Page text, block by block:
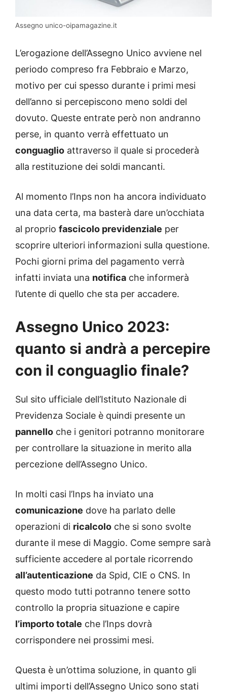
Assegno unico-oipamagazine.it
L’erogazione dell’Assegno Unico avviene nel
periodo compreso fra Febbraio e Marzo,
motivo per cui spesso durante i primi mesi
dell’anno si percepiscono meno soldi del
dovuto. Queste entrate però non andranno
perse, in quanto verrà effettuato un
conguaglio attraverso il quale si procederà
alla restituzione dei soldi mancanti.
Al momento l’Inps non ha ancora individuato
una data certa, ma basterà dare un’occhiata
al proprio fascicolo previdenziale per
scoprire ulteriori informazioni sulla questione.
Pochi giorni prima del pagamento verrà
infatti inviata una notifica che informerà
l’utente di quello che sta per accadere.
Assegno Unico 2023:
quanto si andrà a percepire
con il conguaglio finale?
Sul sito ufficiale dell’Istituto Nazionale di
Previdenza Sociale è quindi presente un
pannello che i genitori potranno monitorare
per controllare la situazione in merito alla
percezione dell’Assegno Unico.
In molti casi l’Inps ha inviato una
comunicazione dove ha parlato delle
operazioni di ricalcolo che si sono svolte
durante il mese di Maggio. Come sempre sarà
sufficiente accedere al portale ricorrendo
all’autenticazione da Spid, CIE o CNS. In
questo modo tutti potranno tenere sotto
controllo la propria situazione e capire
l’importo totale che l’Inps dovrà
corrispondere nei prossimi mesi.
Questa è un’ottima soluzione, in quanto gli
ultimi importi dell’Assegno Unico sono stati